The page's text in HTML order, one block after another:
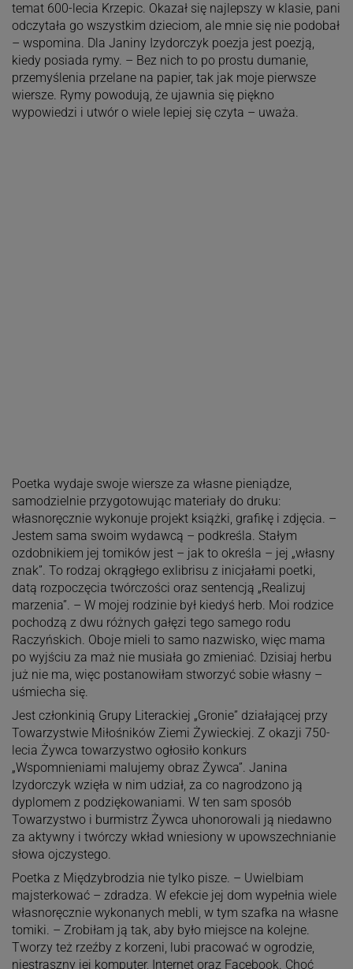
temat 600-lecia Krzepic. Okazał się najlepszy w klasie, pani
odczytała go wszystkim dzieciom, ale mnie się nie podobał
– wspomina. Dla Janiny Izydorczyk poezja jest poezją,
kiedy posiada rymy. – Bez nich to po prostu dumanie,
przemyślenia przelane na papier, tak jak moje pierwsze
wiersze. Rymy powodują, że ujawnia się piękno
wypowiedzi i utwór o wiele lepiej się czyta – uważa.
Poetka wydaje swoje wiersze za własne pieniądze,
samodzielnie przygotowując materiały do druku:
własnoręcznie wykonuje projekt książki, grafikę i zdjęcia. –
Jestem sama swoim wydawcą – podkreśla. Stałym
ozdobnikiem jej tomików jest – jak to określa – jej „własny
znak”. To rodzaj okrągłego exlibrisu z inicjałami poetki,
datą rozpoczęcia twórczości oraz sentencją „Realizuj
marzenia”. – W mojej rodzinie był kiedyś herb. Moi rodzice
pochodzą z dwu różnych gałęzi tego samego rodu
Raczyńskich. Oboje mieli to samo nazwisko, więc mama
po wyjściu za maż nie musiała go zmieniać. Dzisiaj herbu
już nie ma, więc postanowiłam stworzyć sobie własny –
uśmiecha się.
Jest członkinią Grupy Literackiej „Gronie” działającej przy
Towarzystwie Miłośników Ziemi Żywieckiej. Z okazji 750-
lecia Żywca towarzystwo ogłosiło konkurs
„Wspomnieniami malujemy obraz Żywca”. Janina
Izydorczyk wzięła w nim udział, za co nagrodzono ją
dyplomem z podziękowaniami. W ten sam sposób
Towarzystwo i burmistrz Żywca uhonorowali ją niedawno
za aktywny i twórczy wkład wniesiony w upowszechnianie
słowa ojczystego.
Poetka z Międzybrodzia nie tylko pisze. – Uwielbiam
majsterkować – zdradza. W efekcie jej dom wypełnia wiele
własnoręcznie wykonanych mebli, w tym szafka na własne
tomiki. – Zrobiłam ją tak, aby było miejsce na kolejne.
Tworzy też rzeźby z korzeni, lubi pracować w ogrodzie,
niestraszny jej komputer, Internet oraz Facebook. Choć